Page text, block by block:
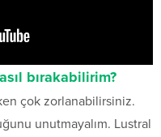
bırakabilirim?
çok zorlanabilirsiniz.
unutmayalım. Lustral